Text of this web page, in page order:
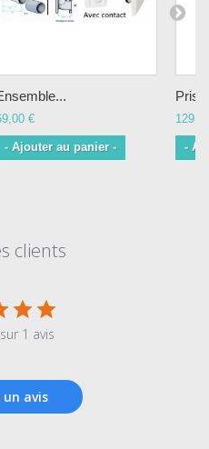
€
- Ajouter au panier - -
clients
1 avis
un avis